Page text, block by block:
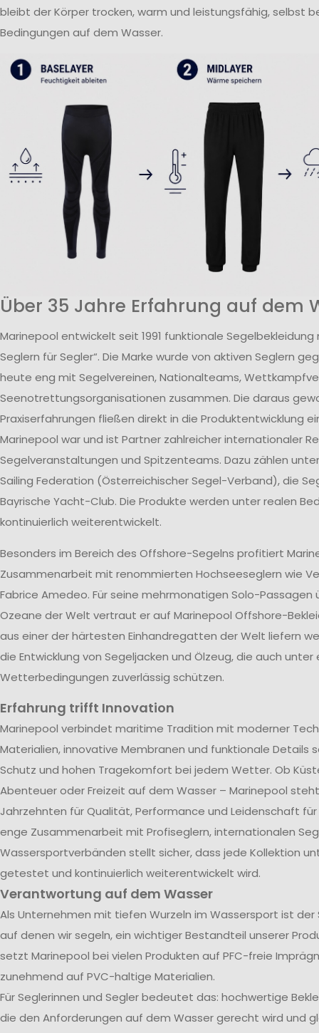
bleibt der Körper trocken, warm und leistungsfähig, selbst
Bedingungen auf dem Wasser.
Über 35 Jahre Erfahrung auf dem
Marinepool entwickelt seit 1991 funktionale Segelbekleidung
Seglern für Segler“. Die Marke wurde von aktiven Seglern
heute eng mit Segelvereinen, Nationalteams,
Seenotrettungsorganisationen zusammen. Die daraus
Praxiserfahrungen fließen direkt in die Produktentwicklung
Marinepool war und ist Partner zahlreicher internationaler
Segelveranstaltungen und Spitzenteams. Dazu zählen
Sailing Federation (Österreichischer Segel-Verband), die
Bayrische Yacht-Club. Die Produkte werden unter realen
kontinuierlich weiterentwickelt.
Besonders im Bereich des Offshore-Segelns profitiert
Zusammenarbeit mit renommierten Hochseeseglern wie
Fabrice Amedeo. Für seine mehrmonatigen Solo-
Ozeane der Welt vertraut er auf Marinepool Offshore-
aus einer der härtesten Einhandregatten der Welt liefern
die Entwicklung von Segeljacken und Ölzeug, die auch
Wetterbedingungen zuverlässig schützen.
Erfahrung trifft Innovation
Marinepool verbindet maritime Tradition mit moderner
Materialien, innovative Membranen und funktionale Details
Schutz und hohen Tragekomfort bei jedem Wetter. Ob
Abenteuer oder Freizeit auf dem Wasser – Marinepool
Jahrzehnten für Qualität, Performance und Leidenschaft
enge Zusammenarbeit mit Profiseglern, internationalen
Wassersportverbänden stellt sicher, dass jede Kollektion
getestet und kontinuierlich weiterentwickelt wird.
Verantwortung auf dem Wasser
Als Unternehmen mit tiefen Wurzeln im Wassersport ist der
auf denen wir segeln, ein wichtiger Bestandteil unserer
setzt Marinepool bei vielen Produkten auf PFC-freie
zunehmend auf PVC-haltige Materialien.
Für Seglerinnen und Segler bedeutet das: hochwertige
die den Anforderungen auf dem Wasser gerecht wird und